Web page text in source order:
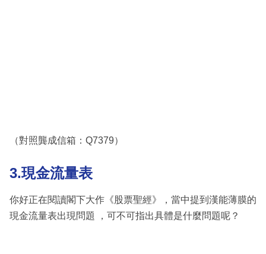
（對照龔成信箱：Q7379）
3.現金流量表
你好正在閱讀閣下大作《股票聖經》，當中提到漢能薄膜的
現金流量表出現問題 ，可不可指出具體是什麼問題呢？